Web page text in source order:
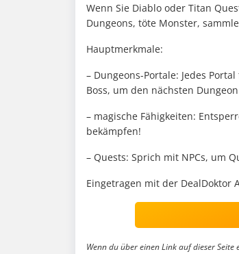
Wenn Sie Diablo oder Titan
Dungeons, töte Monster,
Hauptmerkmale:
– Dungeons-Portale: Jedes
Boss, um den nächsten
– magische Fähigkeiten:
bekämpfen!
– Quests: Sprich mit NPCs, um
Eingetragen mit der DealDoktor
Wenn du über einen Link auf dieser